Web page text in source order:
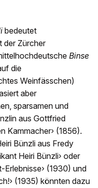
bedeutet
der Zürcher
Binse
die
Weinfässchen)
aber
sparsamen und
aus Gottfried
Kammacher› (1856).
Bünzli aus Fredy
Heiri Bünzli› oder
Erlebnisse› (1930) und
(1935) könnten dazu